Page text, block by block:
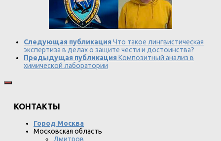
Следующая публикация Что такое лингвистическая
экспертиза в делах о защите чести и достоинства?
Предыдущая публикация Композитный анализ в
химической лаборатории
КОНТАКТЫ
Город Москва
Московская область
Дмитров